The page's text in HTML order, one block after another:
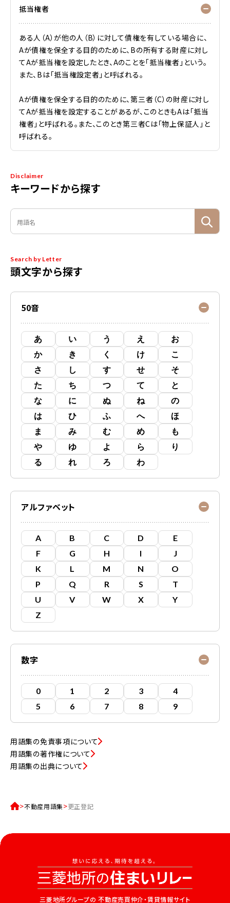
Disclaimer
キーワードから探す
Search by Letter
頭文字から探す
50音
あ い う え
お
か
き く け
こ
さ
し す せ
そ
た
ち つ て
と
な
に ぬ ね
の
は
ひ ふ へ
ほ
ま
み む め
も
や
ゆ よ ら
り
る
れ ろ わ
アルファベット
A B C D
E
F
G H I
J
K
L M N
O
P
Q R S
T
U
V W X
Y
Z
数字
0 1 2 3
4
5
6 7 8 9
用語集の免責事項について
用語集の著作権について
用語集の出典について
抵当権者
ある人（A）が他の人（B）に対して債権を有している場合に、
Aが債権を保全する目的のために、Bの所有する財産に対し
てAが抵当権を設定したとき、Aのことを「抵当権者」という。
また、Bは「抵当権設定者」と呼ばれる。
Aが債権を保全する目的のために、第三者（C）の財産に対し
てAが抵当権を設定することがあるが、このときもAは「抵当
権者」と呼ばれる。また、このとき第三者Cは「物上保証人」と
呼ばれる。
不動産用語集 更正登記
三菱地所グループの 不動産売買仲介・賃貸情報サイト